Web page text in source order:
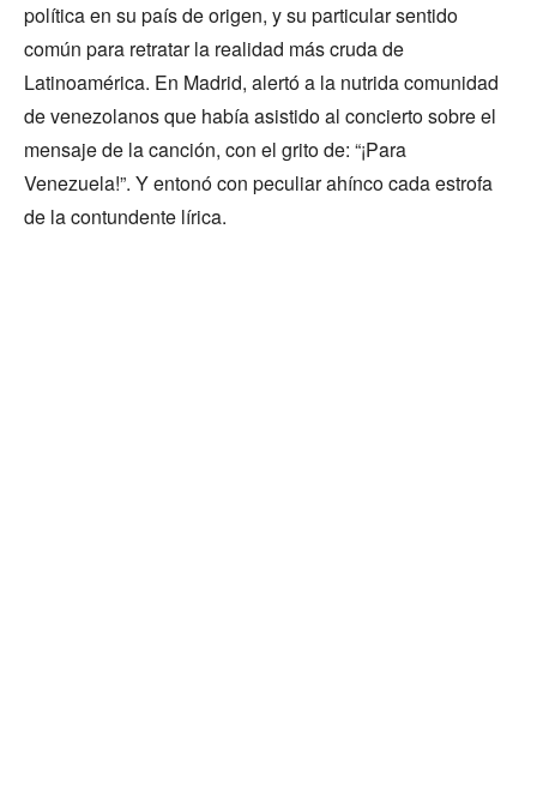
política en su país de origen, y su particular sentido
común para retratar la realidad más cruda de
Latinoamérica. En Madrid, alertó a la nutrida comunidad
de venezolanos que había asistido al concierto sobre el
mensaje de la canción, con el grito de: “¡Para
Venezuela!”. Y entonó con peculiar ahínco cada estrofa
de la contundente lírica.